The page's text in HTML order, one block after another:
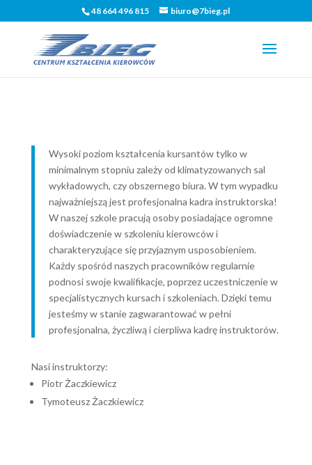
48 664 496 815 biuro@7bieg.pl
Wysoki poziom kształcenia kursantów tylko w
minimalnym stopniu zależy od klimatyzowanych sal
wykładowych, czy obszernego biura. W tym wypadku
najważniejszą jest profesjonalna kadra instruktorska!
W naszej szkole pracują osoby posiadające ogromne
doświadczenie w szkoleniu kierowców i
charakteryzujące się przyjaznym usposobieniem.
Każdy spośród naszych pracowników regularnie
podnosi swoje kwalifikacje, poprzez uczestniczenie w
specjalistycznych kursach i szkoleniach. Dzięki temu
jesteśmy w stanie zagwarantować w pełni
profesjonalna, życzliwą i cierpliwa kadrę instruktorów.
Nasi instruktorzy:
Piotr Żaczkiewicz
Tymoteusz Żaczkiewicz